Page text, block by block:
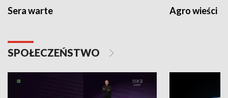
Sera warte Agro wieści
SPOŁECZEŃSTWO